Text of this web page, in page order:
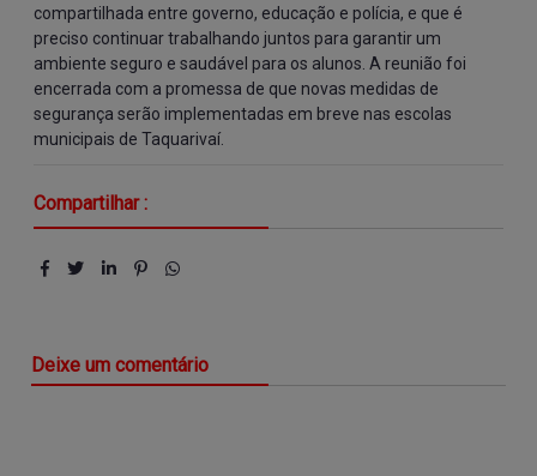
compartilhada entre governo, educação e polícia, e que é
preciso continuar trabalhando juntos para garantir um
ambiente seguro e saudável para os alunos. A reunião foi
encerrada com a promessa de que novas medidas de
segurança serão implementadas em breve nas escolas
municipais de Taquarivaí.
Compartilhar :
Deixe um comentário